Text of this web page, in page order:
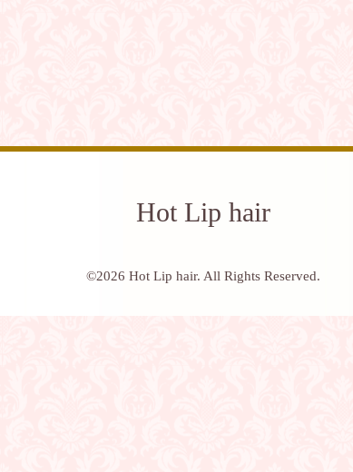
Hot Lip hair
©2026 Hot Lip hair. All Rights Reserved.